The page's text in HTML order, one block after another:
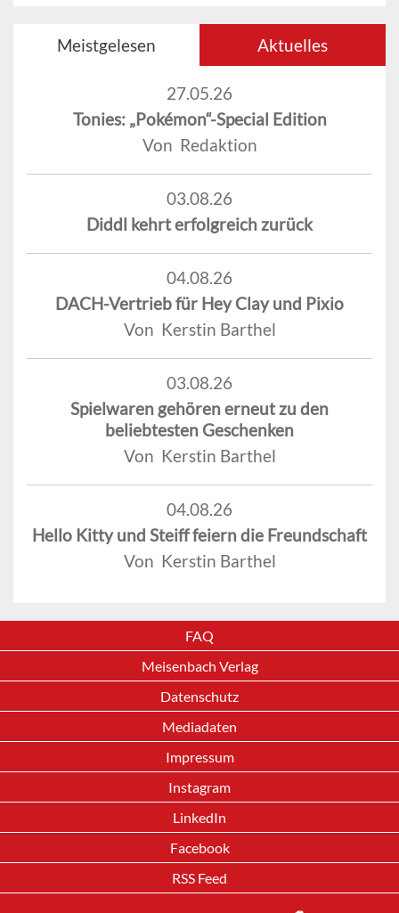
Meistgelesen Aktuelles
27.05.26
Tonies: „Pokémon“-Special Edition
Von Redaktion
03.08.26
Diddl kehrt erfolgreich zurück
04.08.26
DACH-Vertrieb für Hey Clay und Pixio
Von Kerstin Barthel
03.08.26
Spielwaren gehören erneut zu den
beliebtesten Geschenken
Von Kerstin Barthel
04.08.26
Hello Kitty und Steiff feiern die Freundschaft
Von Kerstin Barthel
FAQ
Meisenbach Verlag
Datenschutz
Mediadaten
Impressum
Instagram
LinkedIn
Facebook
RSS Feed